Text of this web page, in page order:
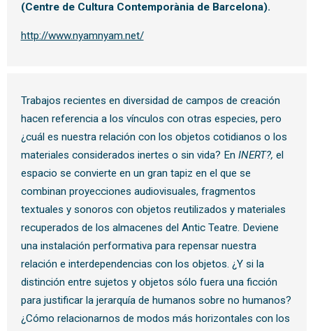
(Centre de Cultura Contemporània de Barcelona).
http://www.nyamnyam.net/
Trabajos recientes en diversidad de campos de creación
hacen referencia a los vínculos con otras especies, pero
¿cuál es nuestra relación con los objetos cotidianos o los
materiales considerados inertes o sin vida? En INERT?, el
espacio se convierte en un gran tapiz en el que se
combinan proyecciones audiovisuales, fragmentos
textuales y sonoros con objetos reutilizados y materiales
recuperados de los almacenes del Antic Teatre. Deviene
una instalación performativa para repensar nuestra
relación e interdependencias con los objetos. ¿Y si la
distinción entre sujetos y objetos sólo fuera una ficción
para justificar la jerarquía de humanos sobre no humanos?
¿Cómo relacionarnos de modos más horizontales con los